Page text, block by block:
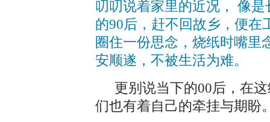
叨叨说着家里的近况， 像
的90后，赶不回故乡，便在
圈住一份思念，烧纸时嘴里
安顺遂，不被生活为难。
更别说当下的00后，在
们也有着自己的牵挂与期盼